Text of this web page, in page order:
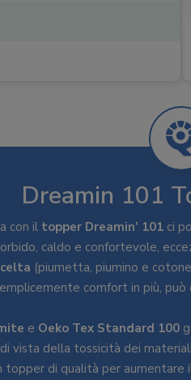
Dreamin 101
con il topper Dreamin’ 101 ci
caldo e confortevole,
(piumetta, piumino e
comfort in più,
e Oeko Tex Standard 100
vista della tossicità dei
topper di qualità per